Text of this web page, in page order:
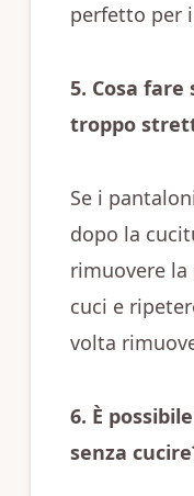
perfetto per
5. Cosa
troppo
Se i
dopo la
rimuovere
cuci e
volta
6. È
senza